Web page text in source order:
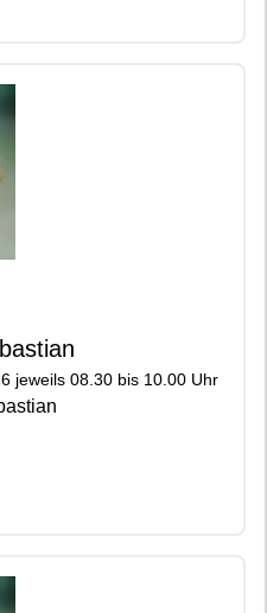
jeweils 08.30 bis 10.00 Uhr